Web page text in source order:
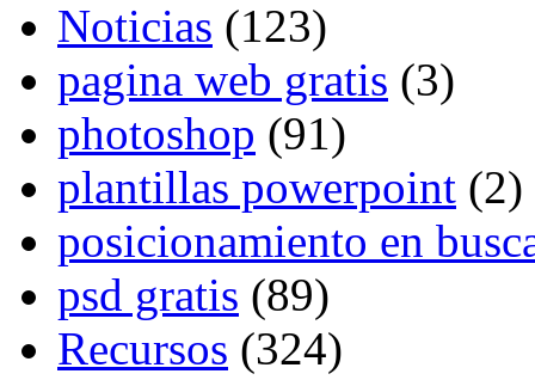
Noticias (123)
pagina web gratis (3)
photoshop (91)
plantillas powerpoint (2)
posicionamiento en
psd gratis (89)
Recursos (324)